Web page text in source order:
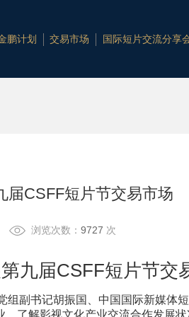
鹏计划 交易市场 国际短片交流分享
届CSFF短片节交易市场
浏览次数： 9727 次
九届CSFF短片节交
组副书记胡振国、中国国际新媒体
了解影视文化产业交流合作发展